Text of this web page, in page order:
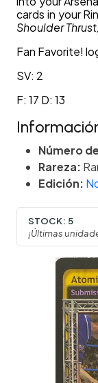
cards in your
Shoulder
Fan Favorite!
SV: 2
F: 17 D: 13
Número
Rareza:
Edición:
STOCK: 5
¡Últimas